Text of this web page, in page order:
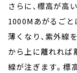
さらに、標高が高
1000Mあがるご
薄くなり、紫外線
から上に離れれば
線が注ぎます。標